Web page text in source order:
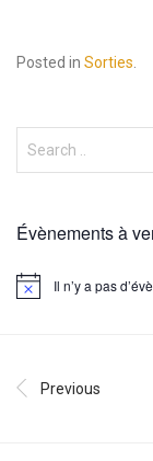
Posted in Sorties
Évènements à
Notice Il n’y a pas
Previous